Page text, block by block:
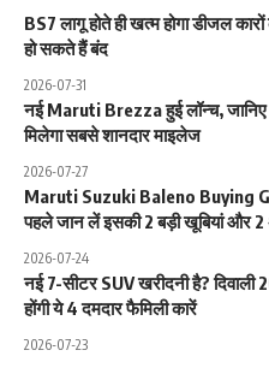
BS7 लागू होते ही खत्म होगा डीजल
हो सकते हैं बंद
2026-07-31
नई Maruti Brezza हुई लॉन्च, जानिए
मिलेगा सबसे शानदार माइलेज
2026-07-27
Maruti Suzuki Baleno Buying
पहले जान लें इसकी 2 बड़ी खूबियां और 2
2026-07-24
नई 7-सीटर SUV खरीदनी है? दिवाली
होंगी ये 4 दमदार फैमिली कारें
2026-07-23